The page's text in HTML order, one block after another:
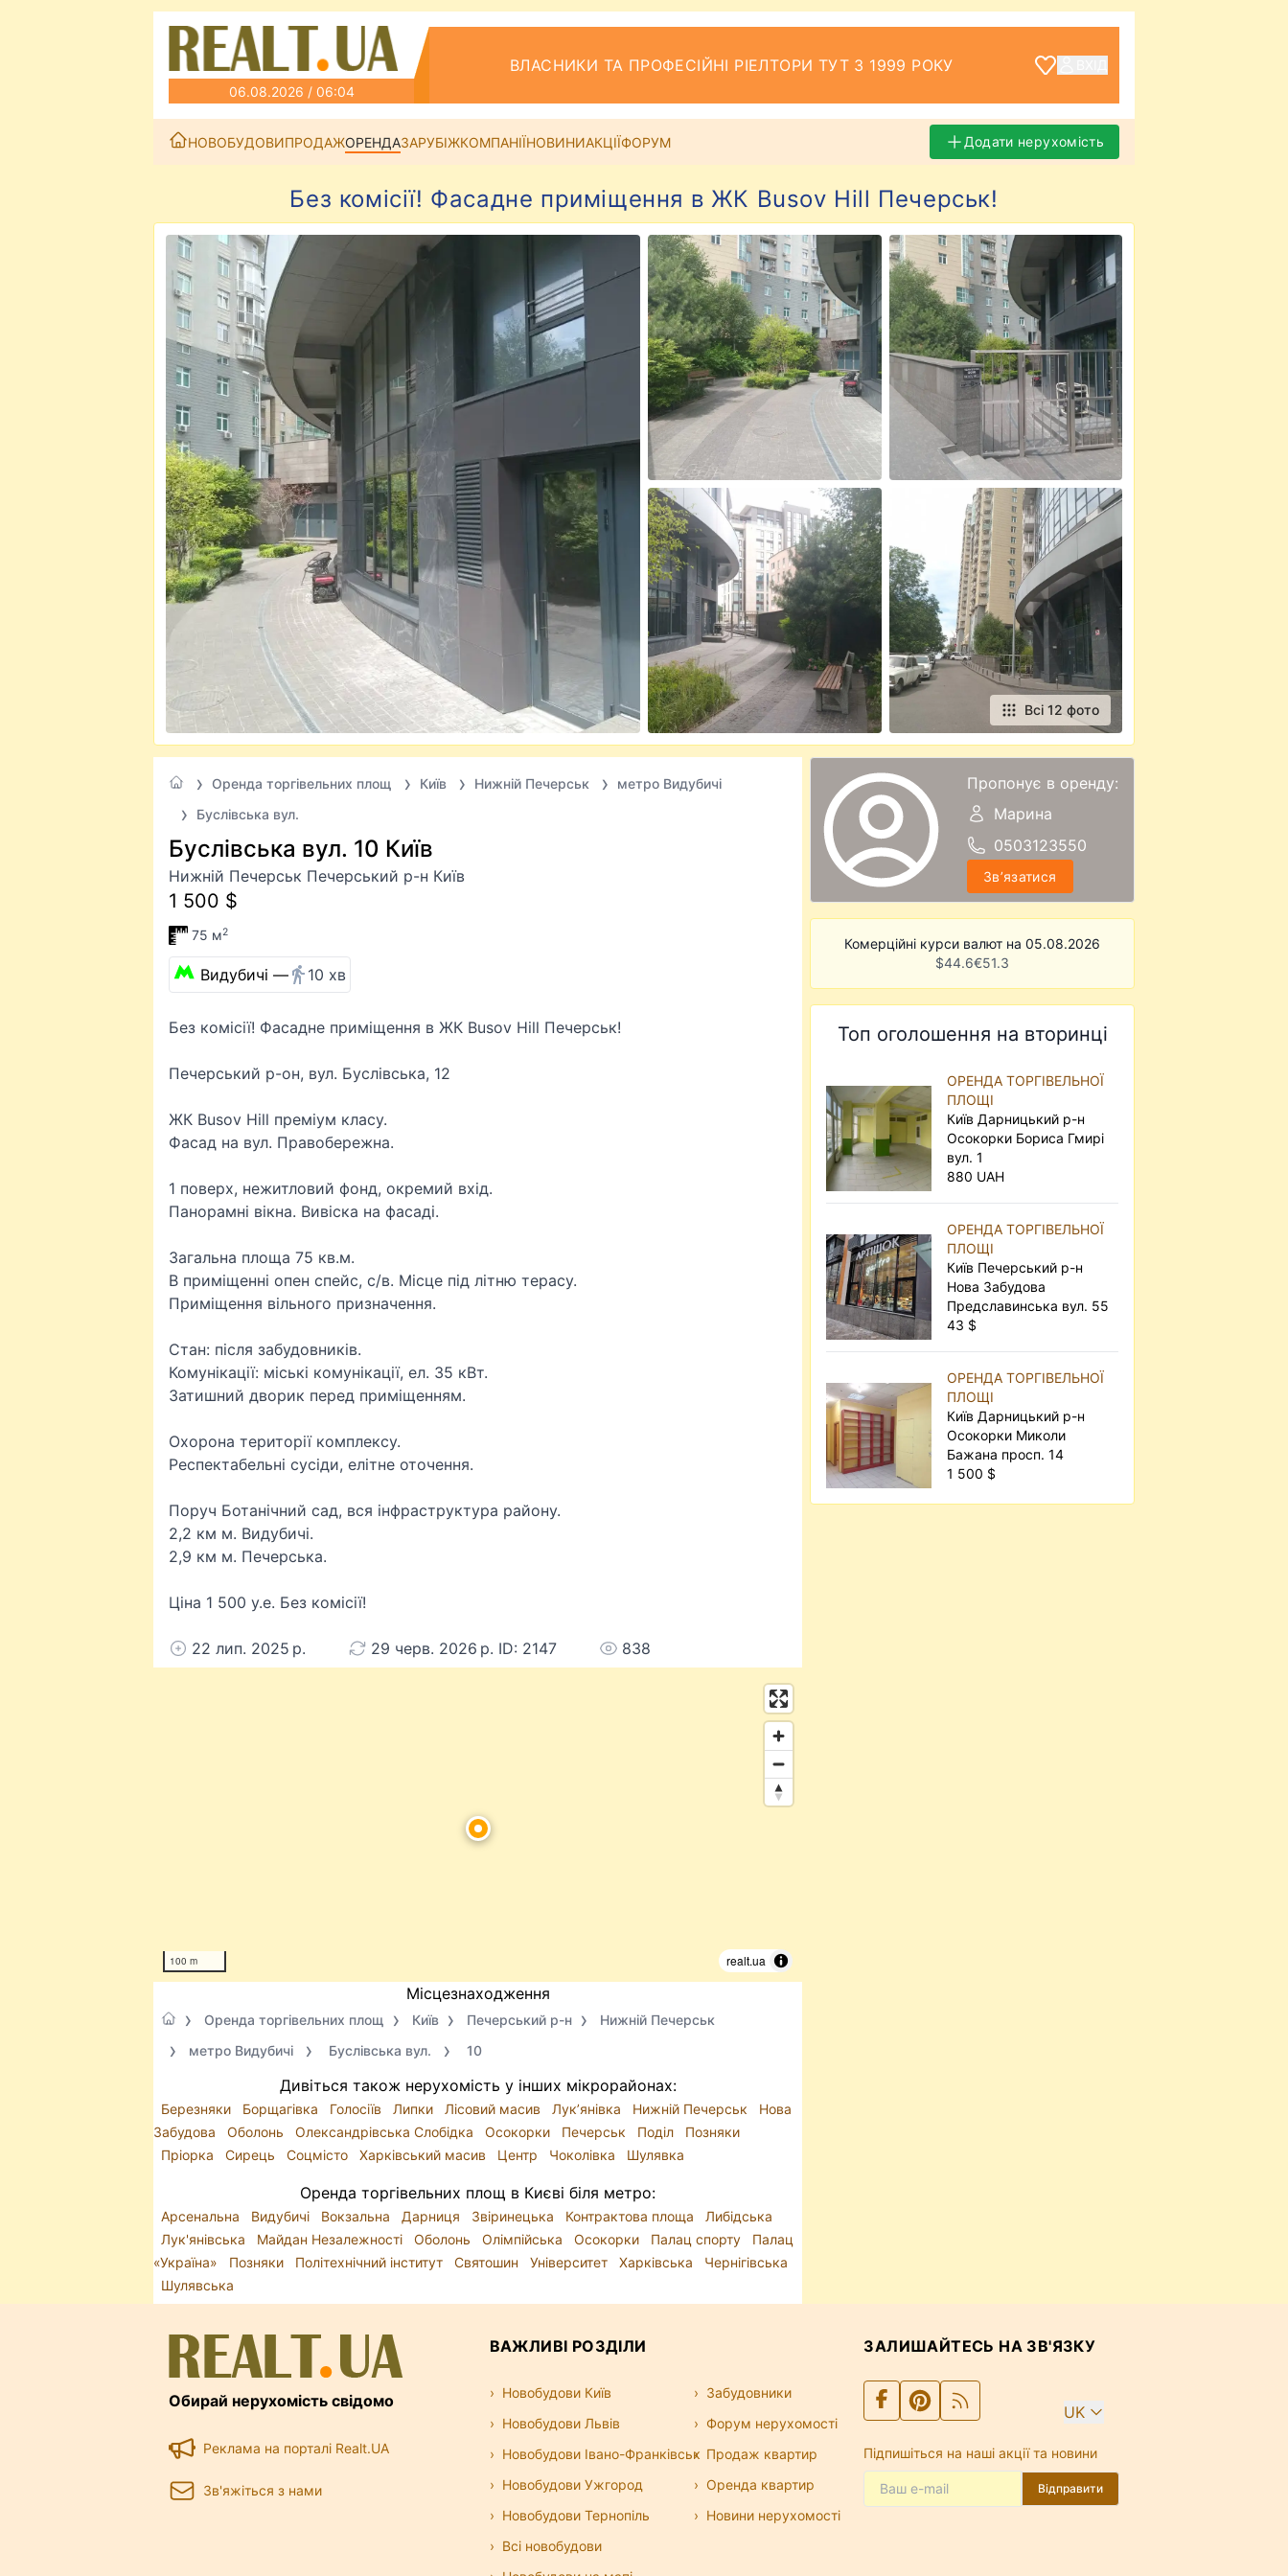
06.08.2026 / 06:04
ВЛАСНИКИ ТА ПРОФЕСІЙНІ РІЕЛТОРИ ТУТ З 1999 РОКУ
НОВОБУДОВИПРОДАЖОРЕНДАЗАРУБІЖКОМПАНІЇНОВИНИАКЦІЇФОРУМ Додати нерухомість
Без комісії! Фасадне приміщення в ЖК Busov Hill Печерськ!
Всі 12 фото
Оренда торгівельних площ Київ Нижній Печерськ
метро Видубичі
Буслівська вул.
Буслівська вул. 10 Київ
Нижній Печерськ Печерський р-н Київ
1 500 $
75 м2
Видубичі — 10 хв
Без комісії! Фасадне приміщення в ЖК Busov Hill Печерськ!
Печерський р-он, вул. Буслівська, 12
ЖК Busov Hill преміум класу.
Фасад на вул. Правобережна.
1 поверх, нежитловий фонд, окремий вхід.
Панорамні вікна. Вивіска на фасаді.
Загальна площа 75 кв.м.
В приміщенні опен спейс, с/в. Місце під літню терасу.
Приміщення вільного призначення.
Стан: після забудовників.
Комунікації: міські комунікації, ел. 35 кВт.
Затишний дворик перед приміщенням.
Охорона території комплексу.
Респектабельні сусіди, елітне оточення.
Поруч Ботанічний сад, вся інфраструктура району.
2,2 км м. Видубичі.
2,9 км м. Печерська.
Ціна 1 500 у.е. Без комісії!
22 лип. 2025 р. 29 черв. 2026 р. ID: 2147 838
100 m realt.ua
Місцезнаходження
Оренда торгівельних площ Київ Печерський р-н
Нижній Печерськ
метро Видубичі
Буслівська вул. 10
Дивіться також нерухомість у інших мікрорайонах:
Березняки Борщагівка Голосіїв Липки Лісовий масив Лук’янівка Нижній Печерськ
Нова
Забудова
Оболонь Олександрівська Слобідка Осокорки Печерськ Поділ
Позняки
Пріорка
Сирець Соцмісто Харківський масив Центр Чоколівка Шулявка
Оренда торгівельних площ в Києві біля метро:
Арсенальна Видубичі Вокзальна Дарниця Звіринецька Контрактова площа
Либідська
Лук'янівська
Майдан Незалежності Оболонь Олімпійська Осокорки Палац спорту
Палац
«Україна»
Позняки Політехнічний інститут Святошин Університет Харківська
Чернігівська
Шулявська
Пропонує в оренду:
Марина
0503123550
Звʼязатися
Комерційні курси валют на 05.08.2026
$44.6€51.3
Топ оголошення на вторинці
ОРЕНДА ТОРГІВЕЛЬНОЇ
ПЛОЩІ
Київ Дарницький р-н
Осокорки Бориса Гмирі
вул. 1
880 UAH
ОРЕНДА ТОРГІВЕЛЬНОЇ
ПЛОЩІ
Київ Печерський р-н
Нова Забудова
Предславинська вул. 55
43 $
ОРЕНДА ТОРГІВЕЛЬНОЇ
ПЛОЩІ
Київ Дарницький р-н
Осокорки Миколи
Бажана просп. 14
1 500 $
Обирай нерухомість свідомо
Реклама на порталі Realt.UA
Зв'яжіться з нами
ВАЖЛИВІ РОЗДІЛИ
Новобудови Київ
Новобудови Львів
Новобудови Івано-Франківськ
Новобудови Ужгород
Новобудови Тернопіль
Всі новобудови
Забудовники
Форум нерухомості
Продаж квартир
Оренда квартир
Новини нерухомості
ЗАЛИШАЙТЕСЬ НА ЗВ'ЯЗКУ
UK
Підпишіться на наші акції та новини
Відправити